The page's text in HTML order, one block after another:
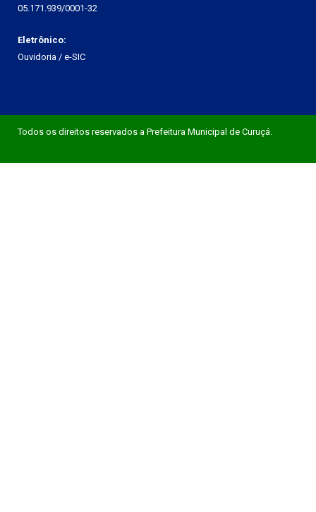
05.171.939/0001-32
Eletrônico:
Ouvidoria / e-SIC
Todos os direitos reservados a Prefeitura Municipal de Curuçá.